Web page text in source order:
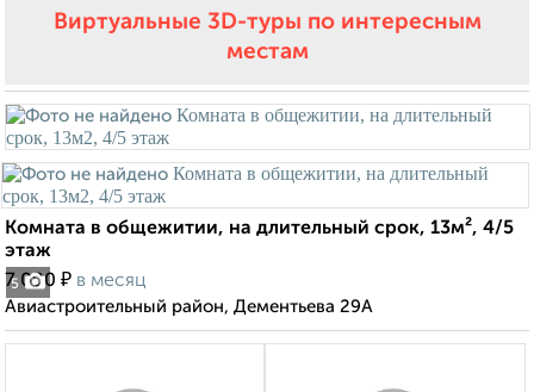
Виртуальные 3D-туры по интересным
местам
5
Комната в общежитии, на длительный срок, 13м², 4/5
этаж
7 000 ₽ в месяц
Авиастроительный район, Дементьева 29А